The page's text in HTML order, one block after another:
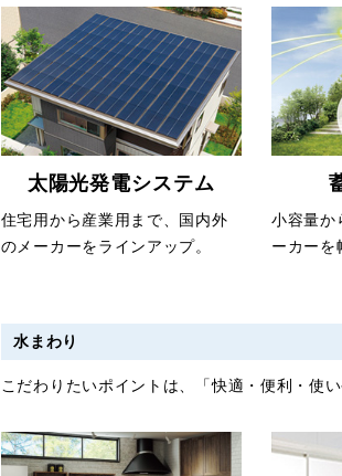
太陽光発電システム
住宅用から産業用まで、国内外
のメーカーをラインアップ。
小容量か
ーカーを
水まわり
こだわりたいポイントは、「快適・便利・使